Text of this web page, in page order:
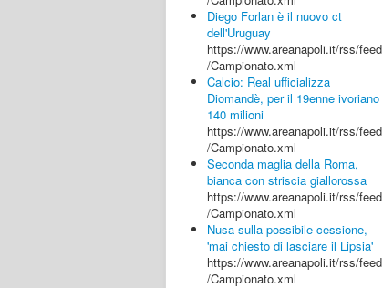
Diego Forlan è il nuovo ct
dell'Uruguay
https://www.areanapoli.it/rss/feed
/Campionato.xml
Calcio: Real ufficializza
Diomandè, per il 19enne ivoriano
140 milioni
https://www.areanapoli.it/rss/feed
/Campionato.xml
Seconda maglia della Roma,
bianca con striscia giallorossa
https://www.areanapoli.it/rss/feed
/Campionato.xml
Nusa sulla possibile cessione,
'mai chiesto di lasciare il Lipsia'
https://www.areanapoli.it/rss/feed
/Campionato.xml